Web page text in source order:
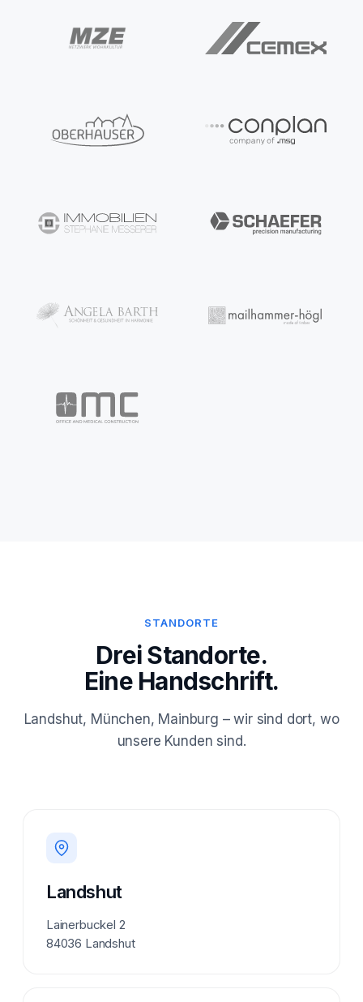
STANDORTE
Drei Standorte.
Eine Handschrift.
Landshut, München, Mainburg – wir sind dort, wo
unsere Kunden sind.
Landshut
Lainerbuckel 2
84036 Landshut